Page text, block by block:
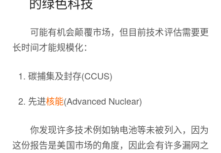
可能有机会颠覆市场，但目前技术评估需要更
长时间才能规模化：
碳捕集及封存(CCUS)
先进核能(Advanced Nuclear)
你发现许多技术例如钠电池等未被列入，因为
这份报告是美国市场的角度，因此会有许多漏网之